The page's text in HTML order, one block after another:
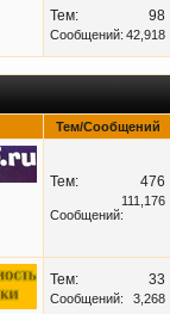
98
Тем:
42,918
Сообщений:
Тем/Сообщений
476
Тем:
111,176
Сообщений:
33
Тем:
3,268
Сообщений: